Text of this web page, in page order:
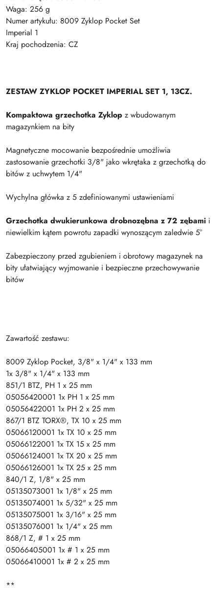
Waga: 256 g
Numer artykułu: 8009 Zyklop Pocket Set
Imperial 1
Kraj pochodzenia: CZ
ZESTAW ZYKLOP POCKET IMPERIAL SET 1, 13CZ.
Kompaktowa grzechotka Zyklop z wbudowanym
magazynkiem na bity
Magnetyczne mocowanie bezpośrednie umożliwia
zastosowanie grzechotki 3/8" jako wkrętaka z grzechotką do
bitów z uchwytem 1/4"
Wychylna główka z 5 zdefiniowanymi ustawieniami
Grzechotka dwukierunkowa drobnozębna z 72 zębami i
niewielkim kątem powrotu zapadki wynoszącym zaledwie 5°
Zabezpieczony przed zgubieniem i obrotowy magazynek na
bity ułatwiający wyjmowanie i bezpieczne przechowywanie
bitów
Zawartość zestawu:
8009 Zyklop Pocket, 3/8" x 1/4" x 133 mm
1x 3/8" x 1/4" x 133 mm
851/1 BTZ, PH 1 x 25 mm
05056420001 1x PH 1 x 25 mm
05056422001 1x PH 2 x 25 mm
867/1 BTZ TORX®, TX 10 x 25 mm
05066120001 1x TX 10 x 25 mm
05066122001 1x TX 15 x 25 mm
05066124001 1x TX 20 x 25 mm
05066126001 1x TX 25 x 25 mm
840/1 Z, 1/8" x 25 mm
05135073001 1x 1/8" x 25 mm
05135074001 1x 5/32" x 25 mm
05135075001 1x 3/16" x 25 mm
05135076001 1x 1/4" x 25 mm
868/1 Z, # 1 x 25 mm
05066405001 1x # 1 x 25 mm
05066410001 1x # 2 x 25 mm
**